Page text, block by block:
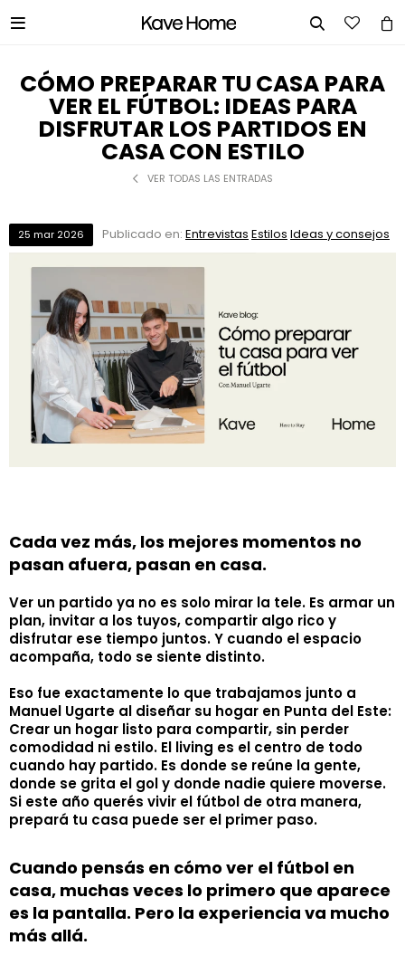
 
CÓMO PREPARAR TU CASA PARA
VER EL FÚTBOL: IDEAS PARA
DISFRUTAR LOS PARTIDOS EN
CASA CON ESTILO
VER TODAS LAS ENTRADAS
25 mar 2026 Publicado en: Entrevistas Estilos Ideas y consejos
Cada vez más, los mejores momentos no
pasan afuera, pasan en casa.
Ver un partido ya no es solo mirar la tele. Es armar un
plan, invitar a los tuyos, compartir algo rico y
disfrutar ese tiempo juntos. Y cuando el espacio
acompaña, todo se siente distinto.
Eso fue exactamente lo que trabajamos junto a
Manuel Ugarte al diseñar su hogar en Punta del Este:
Crear un hogar listo para compartir, sin perder
comodidad ni estilo. El living es el centro de todo
cuando hay partido. Es donde se reúne la gente,
donde se grita el gol y donde nadie quiere moverse.
Si este año querés vivir el fútbol de otra manera,
prepará tu casa puede ser el primer paso.
Cuando pensás en cómo ver el fútbol en
casa, muchas veces lo primero que aparece
es la pantalla. Pero la experiencia va mucho
más allá.